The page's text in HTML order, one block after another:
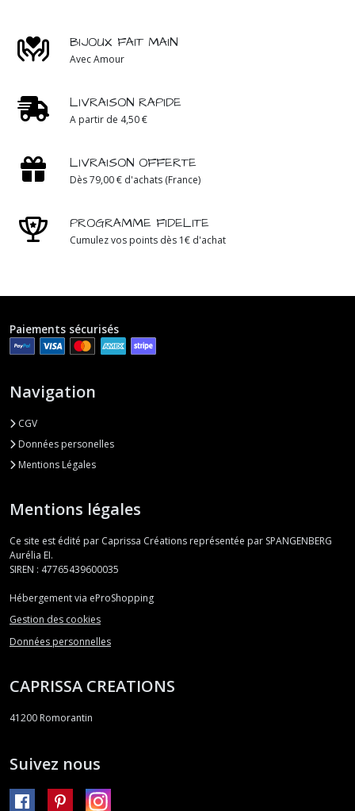
BIJOUX FAIT MAIN
Avec Amour
LIVRAISON RAPIDE
A partir de 4,50 €
LIVRAISON OFFERTE
Dès 79,00 € d'achats (France)
PROGRAMME FIDELITE
Cumulez vos points dès 1€ d'achat
Paiements sécurisés
Navigation
CGV
Données personelles
Mentions Légales
Mentions légales
Ce site est édité par Caprissa Créations représentée par SPANGENBERG
Aurélia EI.
SIREN : 47765439600035
Hébergement via eProShopping
Gestion des cookies
Données personnelles
CAPRISSA CREATIONS
41200 Romorantin
Suivez nous